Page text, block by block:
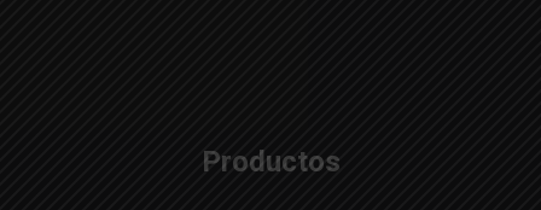
Productos